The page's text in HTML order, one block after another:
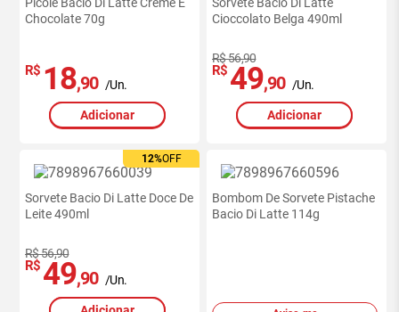
Chocolate 70g
R$ 18,90 /Un.
Adicionar
Cioccolato Belga 490ml
R$ 56,90
R$ 49,90 /Un.
Adicionar
12%OFF
Sorvete Bacio Di Latte Doce De
Leite 490ml
R$ 56,90
R$ 49,90 /Un.
Bombom De Sorvete Pistache
Bacio Di Latte 114g